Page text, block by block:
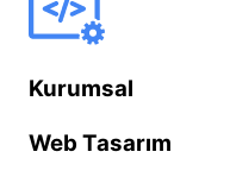
Kurumsal
Web Tasarım